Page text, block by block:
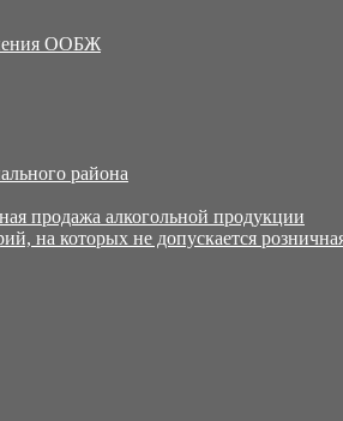
ООБЖ
района
продажа алкогольной продукции
на которых не допускается